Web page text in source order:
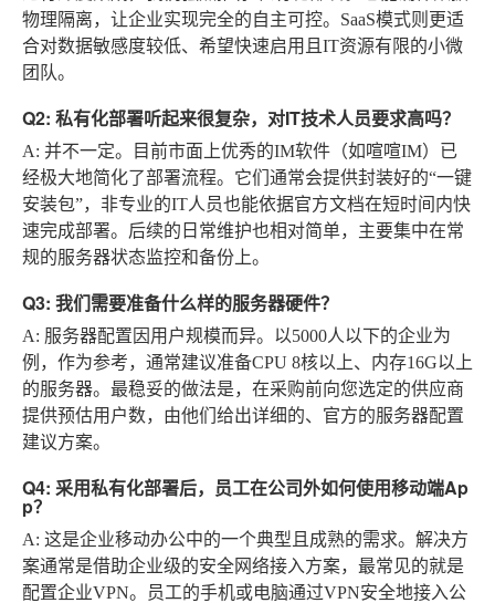
物理隔离，让企业实现完全的自主可控。SaaS模式则更适
合对数据敏感度较低、希望快速启用且IT资源有限的小微
团队。
Q2: 私有化部署听起来很复杂，对IT技术人员要求高吗？
A: 并不一定。目前市面上优秀的IM软件（如喧喧IM）已
经极大地简化了部署流程。它们通常会提供封装好的“一键
安装包”，非专业的IT人员也能依据官方文档在短时间内快
速完成部署。后续的日常维护也相对简单，主要集中在常
规的服务器状态监控和备份上。
Q3: 我们需要准备什么样的服务器硬件？
A: 服务器配置因用户规模而异。以5000人以下的企业为
例，作为参考，通常建议准备CPU 8核以上、内存16G以上
的服务器。最稳妥的做法是，在采购前向您选定的供应商
提供预估用户数，由他们给出详细的、官方的服务器配置
建议方案。
Q4: 采用私有化部署后，员工在公司外如何使用移动端Ap
p？
A: 这是企业移动办公中的一个典型且成熟的需求。解决方
案通常是借助企业级的安全网络接入方案，最常见的就是
配置企业VPN。员工的手机或电脑通过VPN安全地接入公